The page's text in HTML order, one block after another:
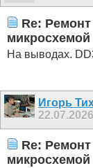
Re: Ремонт
микросхемой
На выводах.
Игорь
22.07.2026
Re: Ремонт
микросхемой